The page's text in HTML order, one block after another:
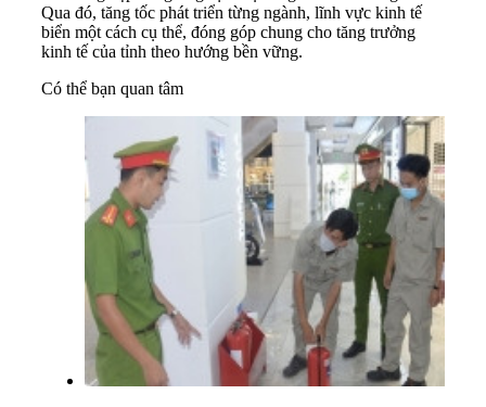
Qua đó, tăng tốc phát triển từng ngành, lĩnh vực kinh tế
biển một cách cụ thể, đóng góp chung cho tăng trưởng
kinh tế của tỉnh theo hướng bền vững.
Có thể bạn quan tâm